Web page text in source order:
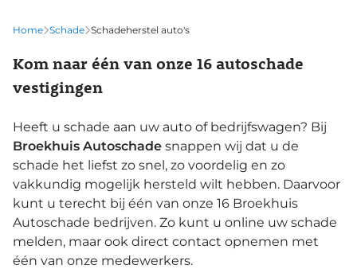
Home Schade Schadeherstel auto's
Kom naar één van onze 16 autoschade
vestigingen
Heeft u schade aan uw auto of bedrijfswagen? Bij
Broekhuis Autoschade snappen wij dat u de
schade het liefst zo snel, zo voordelig en zo
vakkundig mogelijk hersteld wilt hebben. Daarvoor
kunt u terecht bij één van onze 16 Broekhuis
Autoschade bedrijven. Zo kunt u online uw schade
melden, maar ook direct contact opnemen met
één van onze medewerkers.